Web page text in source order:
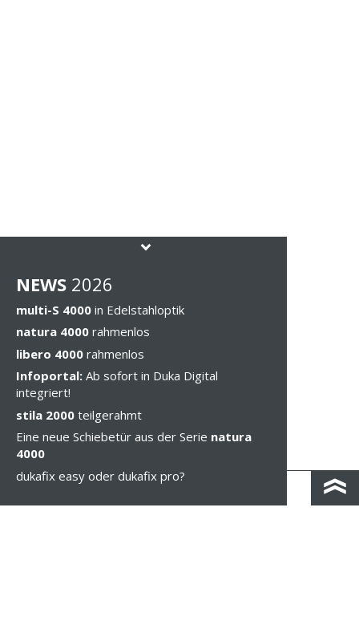
NEWS 2026
multi-S 4000 in Edelstahloptik
natura 4000 rahmenlos
libero 4000 rahmenlos
Infoportal: Ab sofort in Duka Digital
integriert!
stila 2000 teilgerahmt
Eine neue Schiebetür aus der Serie natura
4000
dukafix easy oder dukafix pro?